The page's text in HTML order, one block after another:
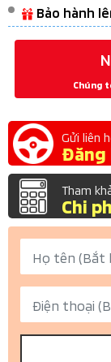
Bảo hành
Chúng
Gửi liên
Tham
Chi